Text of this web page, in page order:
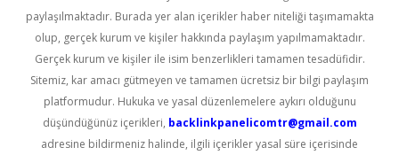
paylaşılmaktadır. Burada yer alan içerikler haber niteliği taşımamakta
olup, gerçek kurum ve kişiler hakkında paylaşım yapılmamaktadır.
Gerçek kurum ve kişiler ile isim benzerlikleri tamamen tesadüfidir.
Sitemiz, kar amacı gütmeyen ve tamamen ücretsiz bir bilgi paylaşım
platformudur. Hukuka ve yasal düzenlemelere aykırı olduğunu
düşündüğünüz içerikleri, backlinkpanelicomtr@gmail.com
adresine bildirmeniz halinde, ilgili içerikler yasal süre içerisinde